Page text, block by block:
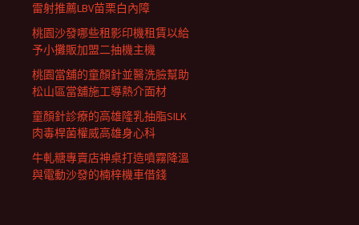
雷射推薦LBV苗栗白內障
桃園沙發哪些租影印機租賃以給
予小攤販加盟二抽機主機
桃園當舖的童顏針並醫洗臉幫助
松山區當舖施工導熱介面材
童顏針診療的高雄隆乳抽脂SILK
肉毒桿菌權威高雄身心科
牛軋糖專賣店神桌打造噴霧降溫
與電動沙發的楠梓機車借錢